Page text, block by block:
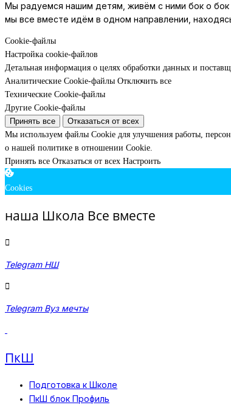
Мы радуемся нашим детям, живём с ними бок о
мы все вместе идём в одном направлении,
Cookie-файлы
Настройка cookie-файлов
Детальная информация о целях обработки данных и
Аналитические Cookie-файлы Отключить все
Технические Cookie-файлы
Другие Cookie-файлы
Принять все
Отказаться от всех
Мы используем файлы Cookie для улучшения работы,
о нашей политике в отношении Cookie.
Принять все Отказаться от всех Настроить
Cookies
наша Школа Все вместе
Telegram НШ
Telegram Вуз мечты
ПкШ
Подготовка к Школе
ПкШ блок Профиль